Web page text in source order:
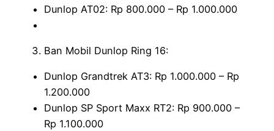
Dunlop AT02: Rp 800.000 – Rp 1.000.000
Ban Mobil Dunlop Ring 16:
Dunlop Grandtrek AT3: Rp 1.000.000 – Rp
1.200.000
Dunlop SP Sport Maxx RT2: Rp 900.000 –
Rp 1.100.000